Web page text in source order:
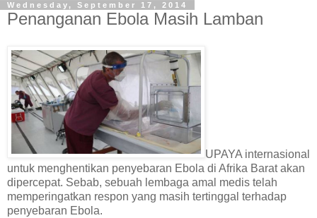
Wednesday, September 17, 2014
Penanganan Ebola Masih Lamban
UPAYA internasional
untuk menghentikan penyebaran Ebola di Afrika Barat akan
dipercepat. Sebab, sebuah lembaga amal medis telah
memperingatkan respon yang masih tertinggal terhadap
penyebaran Ebola.